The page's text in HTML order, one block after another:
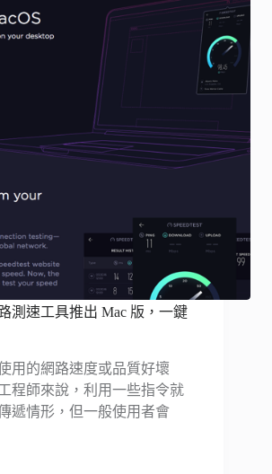
測速工具推出 Mac 版，一鍵
用的網路速度或品質好壞
程師來說，利用一些指令就
遞情形，但一般使用者會